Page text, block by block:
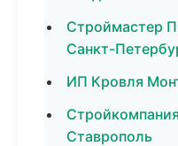
Строймастер
Санкт-
ИП Кровля
Ставрополь